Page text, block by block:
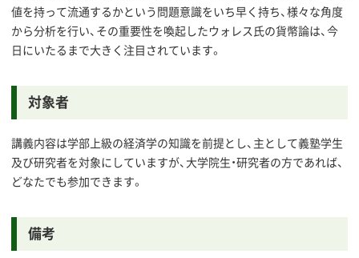
値を持って流通するかという問題意識をいち早く持ち、様々な角度
から分析を行い、その重要性を喚起したウォレス氏の貨幣論は、今
日にいたるまで大きく注目されています。
対象者
講義内容は学部上級の経済学の知識を前提とし、主として義塾学生
及び研究者を対象にしていますが、大学院生・研究者の方であれば、
どなたでも参加できます。
備考